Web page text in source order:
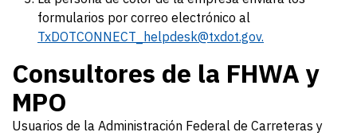
formularios por correo electrónico al
TxDOTCONNECT_helpdesk@txdot.gov.
Consultores de la FHWA y
MPO
Usuarios de la Administración Federal de Carreteras y